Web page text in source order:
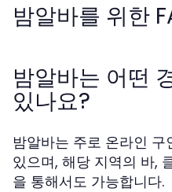
밤알바를 위한
밤알바는 어떤
있나요?
밤알바는 주로 온라인
있으며, 해당 지역의 바,
을 통해서도 가능합니다.